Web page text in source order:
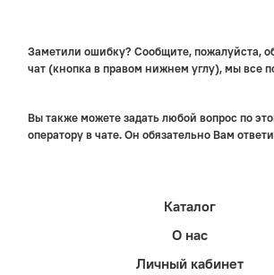
Заметили ошибку? Сообщите, пожалуйста,
чат (кнопка в правом нижнем углу), мы все
Вы также можете задать любой вопрос по
оператору в чате. Он обязательно Вам
Каталог
О нас
Личный кабинет